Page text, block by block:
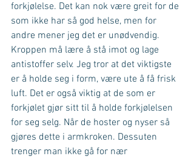
forkjølelse. Det kan nok være greit for de
som ikke har så god helse, men for
andre mener jeg det er unødvendig.
Kroppen må lære å stå imot og lage
antistoffer selv. Jeg tror at det viktigste
er å holde seg i form, være ute å få frisk
luft. Det er også viktig at de som er
forkjølet gjør sitt til å holde forkjølelsen
for seg selg. Når de hoster og nyser så
gjøres dette i armkroken. Dessuten
trenger man ikke gå for nær